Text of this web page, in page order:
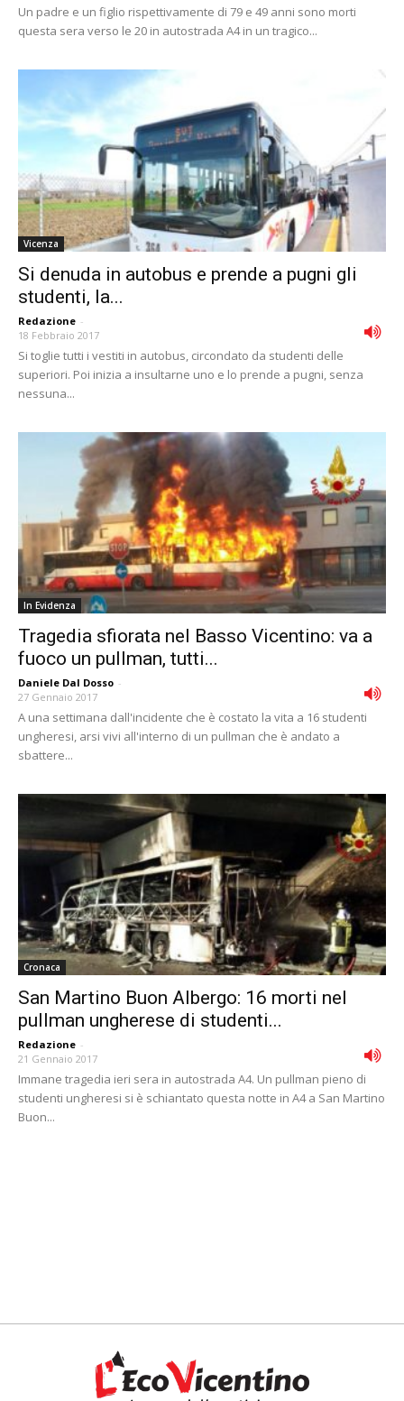
Un padre e un figlio rispettivamente di 79 e 49 anni sono morti
questa sera verso le 20 in autostrada A4 in un tragico...
Vicenza
Si denuda in autobus e prende a pugni gli
studenti, la...
Redazione -
18 Febbraio 2017
Si toglie tutti i vestiti in autobus, circondato da studenti delle
superiori. Poi inizia a insultarne uno e lo prende a pugni, senza
nessuna...
In Evidenza
Tragedia sfiorata nel Basso Vicentino: va a
fuoco un pullman, tutti...
Daniele Dal Dosso -
27 Gennaio 2017
A una settimana dall'incidente che è costato la vita a 16 studenti
ungheresi, arsi vivi all'interno di un pullman che è andato a
sbattere...
Cronaca
San Martino Buon Albergo: 16 morti nel
pullman ungherese di studenti...
Redazione -
21 Gennaio 2017
Immane tragedia ieri sera in autostrada A4. Un pullman pieno di
studenti ungheresi si è schiantato questa notte in A4 a San Martino
Buon...